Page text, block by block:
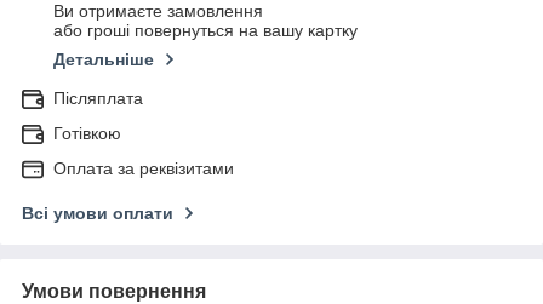
Ви отримаєте замовлення
або гроші повернуться на вашу картку
Детальніше
Післяплата
Готівкою
Оплата за реквізитами
Всі умови оплати
Умови повернення